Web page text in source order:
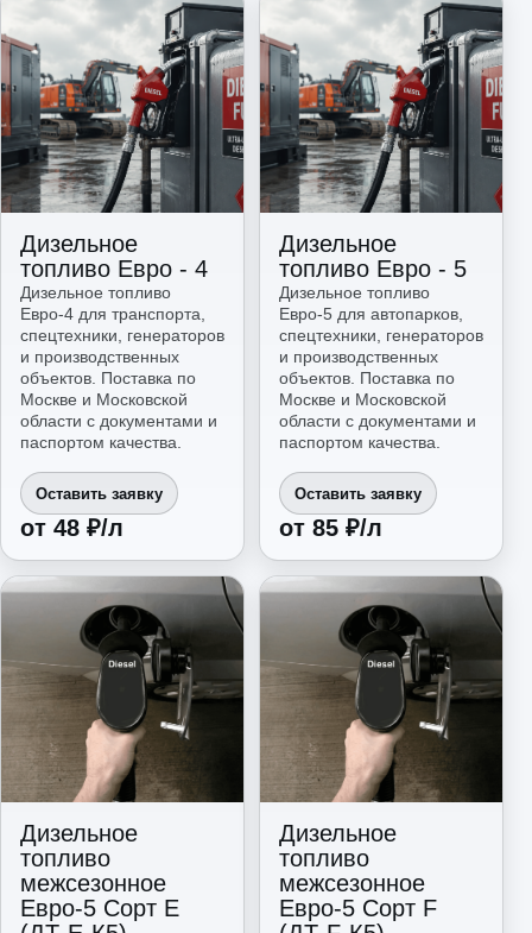
Дизельное
топливо Евро - 4
Дизельное топливо
Евро-4 для транспорта,
спецтехники, генераторов
и производственных
объектов. Поставка по
Москве и Московской
области с документами и
паспортом качества.
Оставить заявку
от 48 ₽/л
Дизельное
топливо Евро - 5
Дизельное топливо
Евро-5 для автопарков,
спецтехники, генераторов
и производственных
объектов. Поставка по
Москве и Московской
области с документами и
паспортом качества.
Оставить заявку
от 85 ₽/л
Дизельное
топливо
межсезонное
Евро-5 Сорт E
Дизельное
топливо
межсезонное
Евро-5 Сорт F